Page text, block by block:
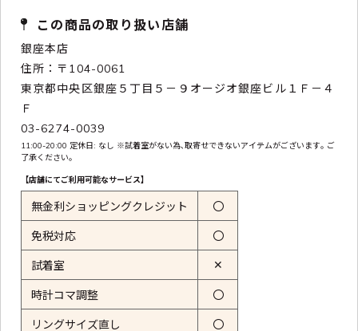
この商品の取り扱い店舗
銀座本店
住所：〒104-0061
東京都中央区銀座５丁目５－９オージオ銀座ビル１Ｆ－４
Ｆ
03-6274-0039
11:00-20:00 定休日: なし ※試着室がない為､取寄せできないアイテムがございます｡ ご
了承ください｡
【店舗にてご利用可能なサービス】
無金利ショッピングクレジット 〇
免税対応 〇
試着室 ✕
時計コマ調整 〇
リングサイズ直し 〇